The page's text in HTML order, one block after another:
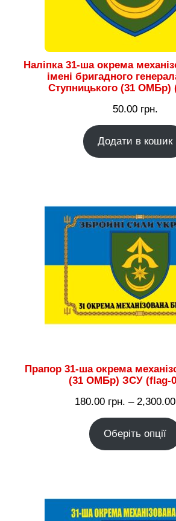
Наліпка 31-ша окрема
імені бригадного
Ступницького (31 ОМБр)
50.00 грн.
Додати в кошик
Прапор 31-ша окрема
(31 ОМБр) ЗСУ (flag-
180.00 грн. – 2,300.00
Оберіть опції